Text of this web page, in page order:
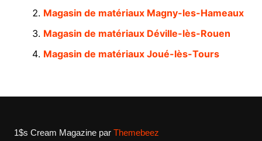
Magasin de matériaux Magny-les-Hameaux
Magasin de matériaux Déville-lès-Rouen
Magasin de matériaux Joué-lès-Tours
1$s Cream Magazinepar Themebeez